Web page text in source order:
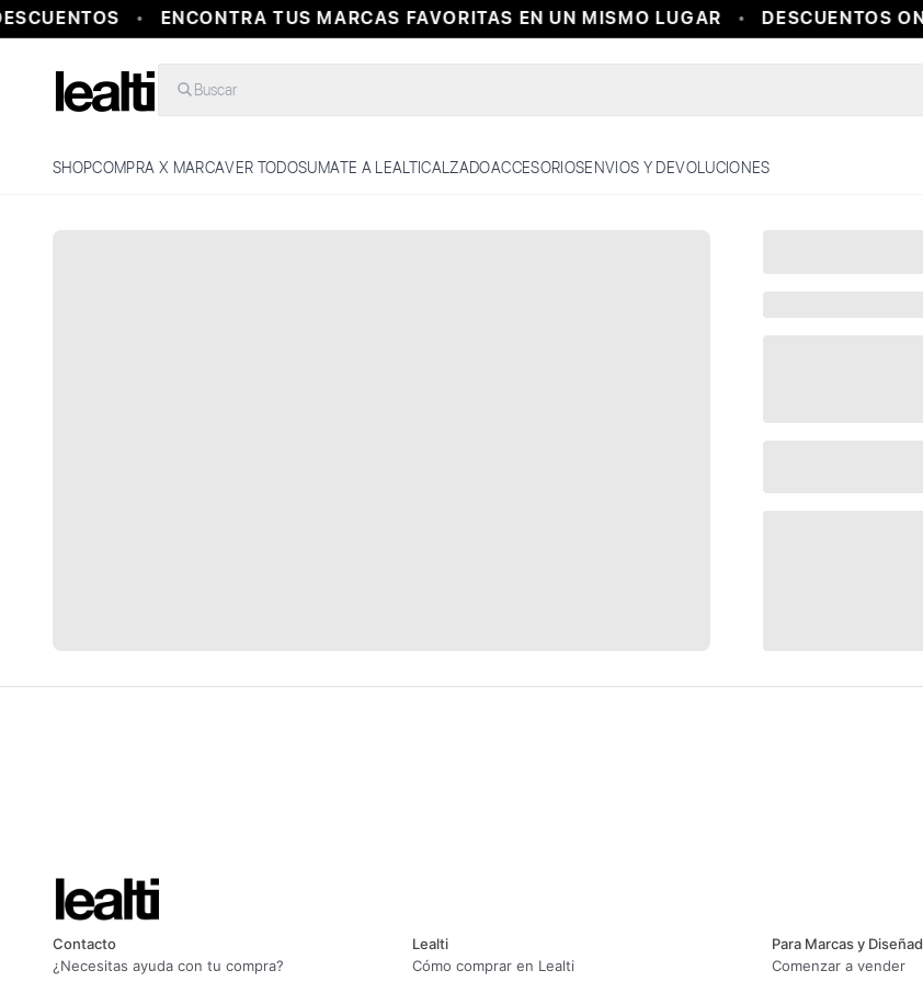
ENCONTRA TUS MARCAS FAVORITAS EN UN MISMO LUGAR DESCUENTOS
Buscar
SHOPCOMPRA X MARCAVER TODOSUMATE A LEALTICALZADOACCESORIOSENVIOS Y DEVOLUCIONES
Contacto
¿Necesitas ayuda con tu compra?
Lealti
Cómo comprar en Lealti
Para Marcas y
Comenzar a vender